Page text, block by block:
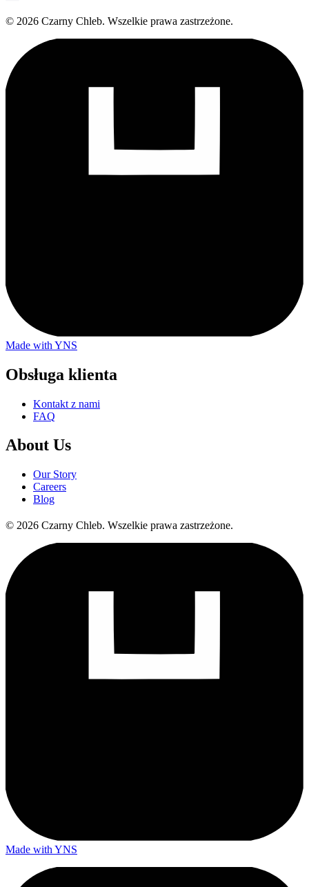
© 2026 Czarny Chleb. Wszelkie prawa zastrzeżone.
Made with YNS
Obsługa klienta
Kontakt z nami
FAQ
About Us
Our Story
Careers
Blog
© 2026 Czarny Chleb. Wszelkie prawa zastrzeżone.
Made with YNS